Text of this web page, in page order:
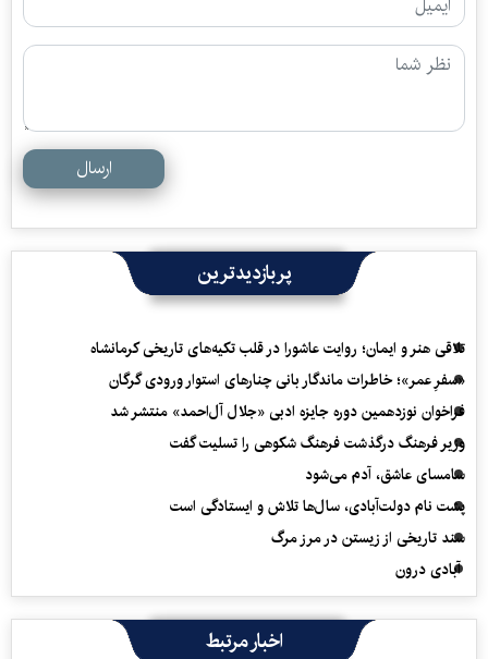
ارسال
پربازدیدترین
تلاقی هنر و ایمان؛ روایت عاشورا در قلب تکیه‌های تاریخی کرمانشاه
«سفرِ عمر»؛ خاطرات ماندگار بانی چنارهای استوار ورودی گرگان
فراخوان نوزدهمین دوره جایزه ادبی «جلال آل‌احمد» منتشر شد
وزیر فرهنگ درگذشت فرهنگ شکوهی را تسلیت گفت
سامسای عاشق، آدم می‌شود
پشت نام دولت‌آبادی، سال‌ها تلاش و ایستادگی است
سند تاریخی از زیستن در مرز مرگ
آبادی درون
اخبار مرتبط